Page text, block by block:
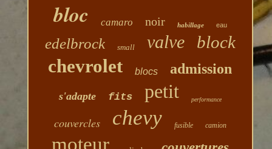
bloc camaro noir habillage eau
edelbrock small valve block
chevrolet blocs admission
s'adapte fits petit performance
couvercles chevy fusible camion
moteur